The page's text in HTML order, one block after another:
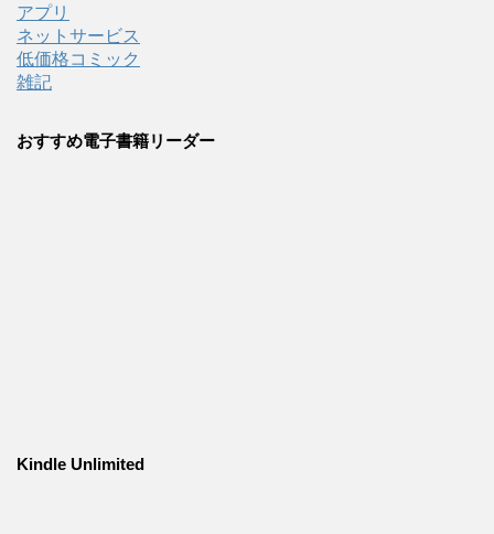
アプリ
ネットサービス
低価格コミック
雑記
おすすめ電子書籍リーダー
Kindle Unlimited